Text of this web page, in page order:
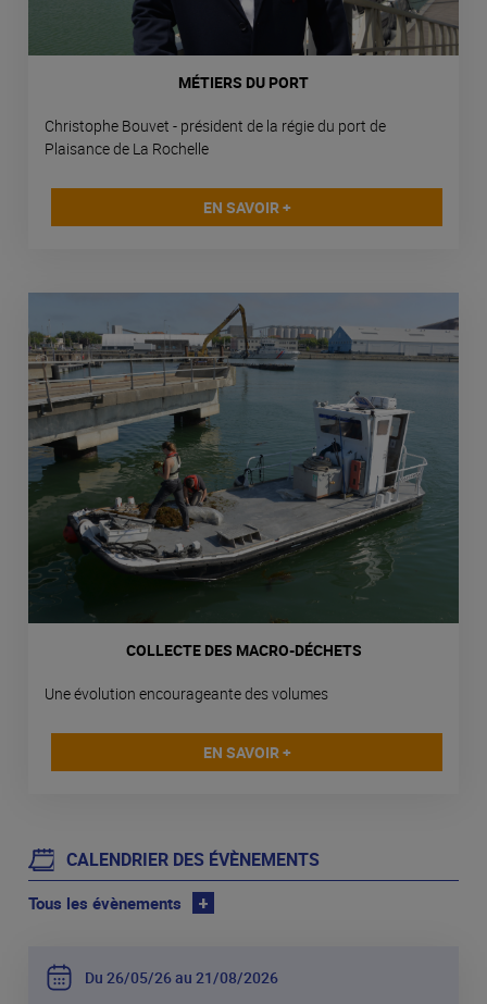
MÉTIERS DU PORT
Christophe Bouvet - président de la régie du port de
Plaisance de La Rochelle
EN SAVOIR +
COLLECTE DES MACRO-DÉCHETS
Une évolution encourageante des volumes
EN SAVOIR +
CALENDRIER DES ÉVÈNEMENTS
Tous les évènements +
Du 26 05 26 au 21 08 2026